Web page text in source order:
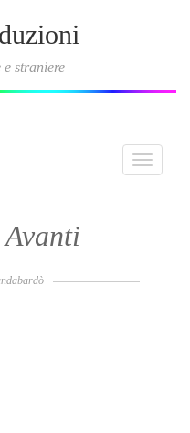
straniere
Toggle
Avanti